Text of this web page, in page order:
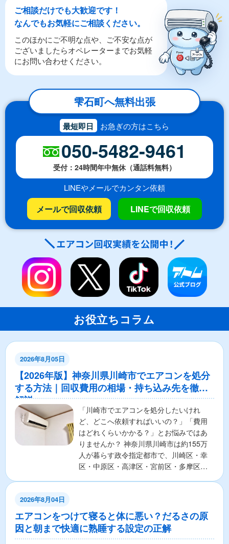
ご相談だけでも大歓迎です！
なんでもお気軽にご相談ください。
このほかにご不明な点や、ご不安な点が
ございましたらオペレーターまでお気軽
にお問い合わせください。
雫石町へ無料出張
最短即日 お急ぎの方はこちら
050-5482-9461
受付：24時間年中無休（通話料無料）
LINEやメールでカンタン依頼
メールで回収依頼 LINEで回収依頼
お役立ちコラム
2026年8月05日
【2026年版】神奈川県川崎市でエアコンを処分
する方法｜回収費用の相場・持ち込み先を徹底
解説
「川崎市でエアコンを処分したいけれ
ど、どこへ依頼すればいいの？」「費用
はどれくらいかかる？」とお悩みではあ
りませんか？ 神奈川県川崎市は約155万
人が暮らす政令指定都市で、川崎区・幸
区・中原区・高津区・宮前区・多摩区・
2026年8月04日
エアコンをつけて寝ると体に悪い？だるさの原
因と朝まで快適に熟睡する設定の正解